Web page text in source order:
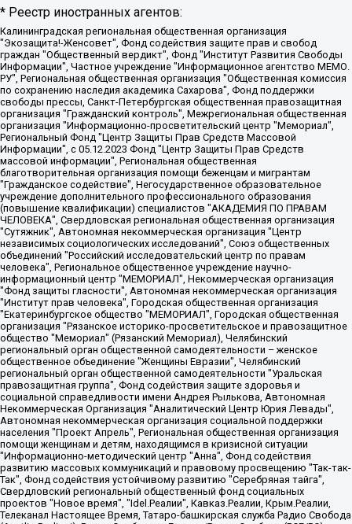
* Реестр иностранных агентов:
Калининградская региональная общественная организация "Экозащита!-Женсовет", Фонд содействия защите прав и свобод граждан "Общественный вердикт", Фонд "Институт Развития Свободы Информации", Частное учреждение "Информационное агентство МЕМО. РУ", Региональная общественная организация "Общественная комиссия по сохранению наследия академика Сахарова", Фонд поддержки свободы прессы, Санкт-Петербургская общественная правозащитная организация "Гражданский контроль", Межрегиональная общественная организация "Информационно-просветительский центр "Мемориал", Региональный Фонд "Центр Защиты Прав Средств Массовой Информации", с 05.12.2023 Фонд "Центр Защиты Прав Средств массовой информации", Региональная общественная благотворительная организация помощи беженцам и мигрантам "Гражданское содействие", Негосударственное образовательное учреждение дополнительного профессионального образования (повышение квалификации) специалистов "АКАДЕМИЯ ПО ПРАВАМ ЧЕЛОВЕКА", Свердловская региональная общественная организация "Сутяжник", Автономная некоммерческая организация "Центр независимых социологических исследований", Союз общественных объединений "Российский исследовательский центр по правам человека", Региональное общественное учреждение научно-информационный центр "МЕМОРИАЛ", Некоммерческая организация "Фонд защиты гласности", Автономная некоммерческая организация "Институт прав человека", Городская общественная организация "Екатеринбургское общество "МЕМОРИАЛ", Городская общественная организация "Рязанское историко-просветительское и правозащитное общество "Мемориал" (Рязанский Мемориал), Челябинский региональный орган общественной самодеятельности – женское общественное объединение "Женщины Евразии", Челябинский региональный орган общественной самодеятельности "Уральская правозащитная группа", Фонд содействия защите здоровья и социальной справедливости имени Андрея Рылькова, Автономная Некоммерческая Организация "Аналитический Центр Юрия Левады", Автономная некоммерческая организация социальной поддержки населения "Проект Апрель", Региональная общественная организация помощи женщинам и детям, находящимся в кризисной ситуации "Информационно-методический центр "Анна", Фонд содействия развитию массовых коммуникаций и правовому просвещению "Так-так-Так", Фонд содействия устойчивому развитию "Серебряная тайга", Свердловский региональный общественный фонд социальных проектов "Новое время", "Idel.Реалии", Кавказ.Реалии, Крым.Реалии, Телеканал Настоящее Время, Татаро-башкирская служба Радио Свобода (Azatliq Radiosi), Радио Свободная Европа/Радио Свобода (PCE/PC), "Сибирь.Реалии", "Фактограф", Благотворительный фонд помощи осужденным и их семьям, Автономная некоммерческая организация "Институт глобализации и социальных движений", Фонд "В защиту прав заключенных", Частное учреждение "Центр поддержки и содействия развитию средств массовой информации", Пензенский региональный общественный благотворительный фонд "Гражданский союз", "Север.Реалии", Некоммерческая организация Фонд "Правовая инициатива", Общество с ограниченной ответственностью "Радио Свободная Европа/Радио Свобода", Чешское информационное агентство "MEDIUM-ORIENT", Красноярская региональная общественная организация "Мы против СПИДа", Камалягин Денис Николаевич, Маркелов Сергей Евгеньевич, Пономарев Лев Александрович, Савицкая Людмила Алексеевна, Автономная некоммерческая организация "Центр по работе с проблемой насилия "НАСИЛИЮ.НЕТ", Межрегиональный профессиональный союз работников здравоохранения "Альянс врачей", Юридическое лицо, зарегистрированное в Латвийской Республике, SIA "Medusa Project" (регистрационный номер 40103797863, дата регистрации 10.06.2014), Некоммерческая организация "Фонд по борьбе с коррупцией", Автономная некоммерческая организация "Институт права и публичной политики", Баданин Роман Сергеевич, Гликин Максим Александрович, Железнова Мария Михайловна, Лукьянова Юлия Сергеевна, Маетная Елизавета Витальевна, Маняхин Петр Борисович, Чуракова Ольга Владимировна, Ярош Юлия Петровна, Юридическое лицо "The Insider SIA", зарегистрированное в Риге, Латвийская Республика (дата регистрации 26.06.2015), являющееся администратором доменного имени интернет-издания "The Insider SIA", https://theins.ru, Постернак Алексей Евгеньевич, Рубин Михаил Аркадьевич, Анин Роман Александрович, Юридическое лицо Istories fonds, зарегистрированное в Латвийской Республике (регистрационный номер 50008295751, дата регистрации 24.02.2020), Великовский Дмитрий Александрович, Долинина Ирина Николаевна, Мароховская Алеся Алексеевна, Шлейнов Роман Юрьевич, Шмагун Олеся Валентиновна, Общество с ограниченной ответственностью "Альтаир 2021", Общество с ограниченной ответственностью "Вега 2021", Общество с ограниченной ответственностью "Главный редактор 2021", Общество с ограниченной ответственностью "Ромашки монолит", Важенков Артем Валерьевич, Ивановская областная общественная организация "Центр гендерных исследований", Гурман Юрий Альбертович, Медиапроект "ОВД-Инфо", Егоров Владимир Владимирович, Жилинский Владимир Александрович, Общество с ограниченной ответственностью "ЗП", Иванова София Юрьевна, Карезина Инна Павловна, Кильтау Екатерина Викторовна, Петров Алексей Викторович, Пискунов Сергей Евгеньевич, Смирнов Сергей Сергеевич, Тихонов Михаил Сергеевич, Общество с ограниченной ответственностью "ЖУРНАЛИСТ-ИНОСТРАННЫЙ АГЕНТ", Арапова Галина Юрьевна, Вольтская Татьяна Анатольевна, Американская компания "Mason G.E.S. Anonymous Foundation" (США), являющаяся владельцем интернет-издания https://mnews.world/, Компания "Stichting Bellingcat", зарегистрированная в Нидерландах (дата регистрации 11.07.2018), Захаров Андрей Вячеславович, Клепиковская Екатерина Дмитриевна, Общество с ограниченной ответственностью "МЕМО", Перл Роман Александрович, Симонов Евгений Алексеевич, Соловьева Елена Анатольевна, Сотников Даниил Владимирович, Сурначева Елизавета Дмитриевна, Автономная некоммерческая организация по защите прав человека и информированию населения "Якутия – Наше Мнение", Общество с ограниченной ответственностью "Москоу диджитал медиа", с 26.01.2023 Общество с ограниченной ответственностью "Чайка Белые сады", Ветошкина Валерия Валерьевна, Заговора Максим Александрович, Межрегиональное общественное движение "Российская ЛГБТ - сеть", Оленичев Максим Владимирович, Павлов Иван Юрьевич, Скворцова Елена Сергеевна, Общество с ограниченной ответственностью "Как бы инагент", Кочетков Игорь Викторович, Общество с ограниченной ответственностью "Честные выборы", Еланчик Олег Александрович, Общество с ограниченной ответственностью "Нобелевский призыв", Гималова Регина Эмилевна, Григорьев Андрей Валерьевич, Григорьева Алина Александровна, Ассоциация по содействию защите прав призывников, альтернативнослужащих и военнослужащих "Правозащитная группа "Гражданин.Армия.Право", Хисамова Регина Фаритовна, Автономная некоммерческая организация по реализации социально-правовых программ "Лилит", Дальневосточное общественное движение "Маяк", Санкт-Петербургская ЛГБТ-инициативная группа "Выход", Инициативная группа ЛГБТ+ "Реверс", Алексеев Андрей Викторович, Бекбулатова Таисия Львовна, Беляев Иван Михайлович, Владыкина Елена Сергеевна, Гельман Марат Александрович, Никульшина Вероника Юрьевна, Толоконникова Надежда Андреевна, Шендерович Виктор Анатольевич, Общество с ограниченной ответственностью "Данное сообщение", Общество с ограниченной ответственностью Издательский дом "Новая глава", Айнбиндер Александра Александровна, Московский комьюнити-центр для ЛГБТ+инициатив, Благотворительный фонд развития филантропии, Deutsche Welle (Германия, Kurt-Schumacher-Strasse 3, 53113 Bonn), Борзунова Мария Михайловна, Воробьев Виктор Викторович, Голубева Анна Львовна, Константинова Алла Михайловна, Малкова Ирина Владимировна, Мурадов Мурад Абдулгалимович, Осетинская Елизавета Николаевна, Понасенков Евгений Николаевич, Ганапольский Матвей Юрьевич, Киселев Евгений Алексеевич, Борухович Ирина Григорьевна, Дремин Иван Тимофеевич, Дубровский Дмитрий Викторович, Красноярская региональная общественная организация поддержки и развития альтернативных образовательных технологий и межкультурных коммуникаций "ИНТЕРРА", Маяковская Екатерина Алексеевна, Фейгин Марк Захарович, Филимонов Андрей Викторович, Дзугкоева Регина Николаевна, Доброхотов Роман Александрович, Дудь Юрий Александрович, Елкин Сергей Владимирович, Кругликов Кирилл Игоревич, Сабунаева Мария Леонидовна, Семенов Алексей Владимирович, Шаинян Карен Багратович, Шульман Екатерина Михайловна, Асафьев Артур Валерьевич, Вахштайн Виктор Семенович, Венедиктов Алексей Алексеевич, Лушникова Екатерина Евгеньевна, Волков Леонид Михайлович, Невзоров Александр Глебович, Пархоменко Сергей Борисович, Сироткин Ярослав Николаевич, Кара-Мурза Владимир Владимирович, Баранова Наталья Владимировна, Гозман Леонид Яковлевич, Кагарлицкий Борис Юльевич, Климарев Михаил Валерьевич, Милов Владимир Станиславович, Автономная некоммерческая организация Краснодарский центр современного искусства "Типография", Моргенштерн Алишер Тагирович, Соболь Любовь Эдуардовна, Общество с ограниченной ответственностью "ЛИЗА НОРМ", Каспаров Гарри Кимович, Ходорковский Михаил Борисович, Общество с ограниченной ответственностью "Апрельские тезисы", Данилович Ирина Брониславовна, Кашин Олег Владимирович, Петров Николай Владимирович, Пивоваров Алексей Владимирович, Соколов Михаил Владимирович, Цветкова Юлия Владимировна, Чичваркин Евгений Александрович, Комитет против пыток/Команда против пыток, Общество с ограниченной ответственностью "Первый научный", Общество с ограниченной ответственностью "Вертолет и ко", Белоцерковская Вероника Борисовна, Кац Максим Евгеньевич, Лазарева Татьяна Юрьевна, Шаведдинов Руслан Табризович, Яшин Илья Валерьевич, Общество с ограниченной ответственностью "Иноагент ААВ", Алешковский Дмитрий Петрович, Альбац Евгения Марковна, Быков Дмитрий Львович, Галямина Юлия Евгеньевна, Лойко Сергей Леонидович, Мартынов Кирилл Константинович, Медведев Сергей Александрович, Крашенинников Федор Геннадиевич, Гордеева Катерина Вл